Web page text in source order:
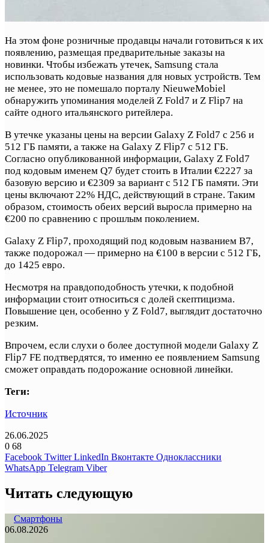
На этом фоне розничные продавцы начали готовиться к их
появлению, размещая предварительные заказы на
новинки. Чтобы избежать утечек, Samsung стала
использовать кодовые названия для новых устройств. Тем
не менее, это не помешало порталу NieuweMobiel
обнаружить упоминания моделей Z Fold7 и Z Flip7 на
сайте одного итальянского ритейлера.
В утечке указаны цены на версии Galaxy Z Fold7 с 256 и
512 ГБ памяти, а также на Galaxy Z Flip7 с 512 ГБ.
Согласно опубликованной информации, Galaxy Z Fold7
под кодовым именем Q7 будет стоить в Италии €2227 за
базовую версию и €2309 за вариант с 512 ГБ памяти. Эти
цены включают 22% НДС, действующий в стране. Таким
образом, стоимость обеих версий выросла примерно на
€200 по сравнению с прошлым поколением.
Galaxy Z Flip7, проходящий под кодовым названием B7,
также подорожал — примерно на €100 в версии с 512 ГБ,
до 1425 евро.
Несмотря на правдоподобность утечки, к подобной
информации стоит относиться с долей скептицизма.
Повышение цен, особенно у Z Fold7, выглядит достаточно
резким.
Впрочем, если слухи о более доступной модели Galaxy Z
Flip7 FE подтвердятся, то именно ее появлением Samsung
сможет оправдать подорожание основной линейки.
Теги:
Источник
26.06.2025
0 68
Facebook Twitter LinkedIn Вконтакте Одноклассники
WhatsApp Telegram Viber
Читать следующую
Смартфоны
06.08.2026